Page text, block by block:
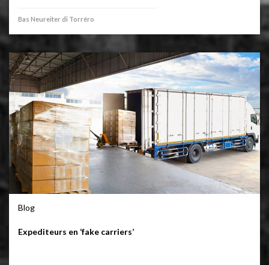
Bas Neureiter di Torréro
Blog
Expediteurs en ‘fake carriers’